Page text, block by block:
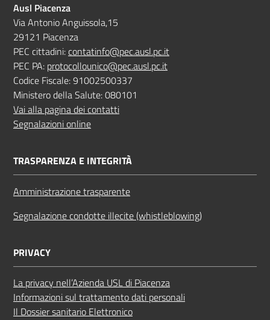
Ausl Piacenza
Via Antonio Anguissola,15
29121 Piacenza
PEC cittadini:contatinfo@pec.ausl.pc.it
PEC PA: protocollounico@pec.ausl.pc.it
Codice Fiscale: 91002500337
Ministero della Salute: 080101
Vai alla pagina dei contatti
Segnalazioni online
TRASPARENZA E INTEGRITÀ
Amministrazione trasparente
Segnalazione condotte illecite (whistleblowing)
PRIVACY
La privacy nell’Azienda USL di Piacenza
Informazioni sul trattamento dati personali
Il Dossier sanitario Elettronico